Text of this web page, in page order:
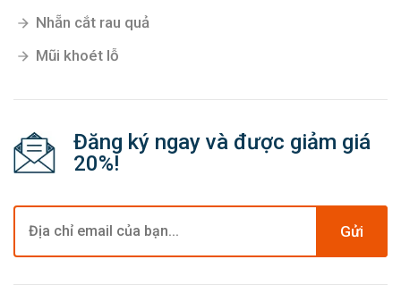
Nhẵn cắt rau quả
Mũi khoét lỗ
Đăng ký ngay và được giảm giá
20%!
Gửi